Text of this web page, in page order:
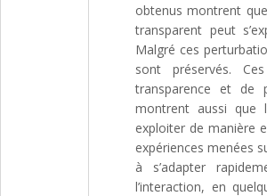
obtenus montrent
transparent peut
Malgré ces
sont préservés.
transparence et de
montrent aussi que
exploiter de manière
expériences menées
à s’adapter
l’interaction, en